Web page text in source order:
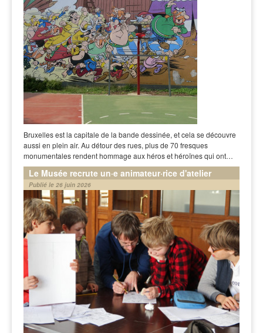
Bruxelles est la capitale de la bande dessinée, et cela se découvre
aussi en plein air. Au détour des rues, plus de 70 fresques
monumentales rendent hommage aux héros et héroïnes qui ont…
Le Musée recrute un·e animateur·rice d'atelier
Publié le 26 juin 2026